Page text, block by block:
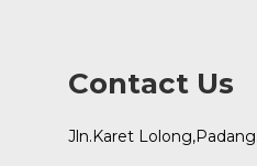
Contact Us
Jln.Karet Lolong,Padang.